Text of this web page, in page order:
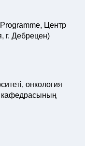
Центр
г. Дебрецен)
онкология
кафедрасының